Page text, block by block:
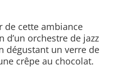
de cette ambiance
d’un orchestre de jazz
dégustant un verre de
crêpe au chocolat.